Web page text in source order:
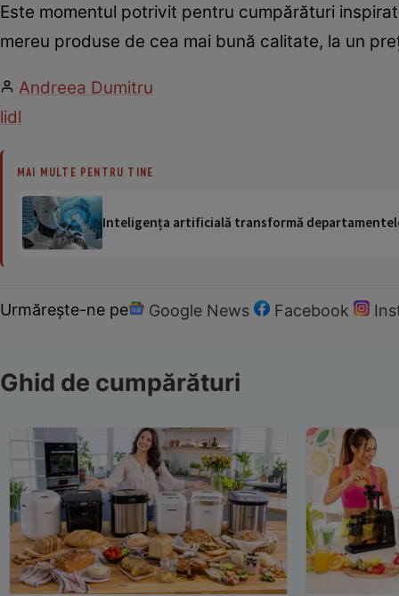
Este momentul potrivit pentru cumpărături
mereu produse de cea mai bună calitate, la un
Andreea Dumitru
lidl
MAI MULTE PENTRU TINE
Inteligența artificială transformă
Urmărește-ne pe Google News Facebook
Ghid de cumpărături